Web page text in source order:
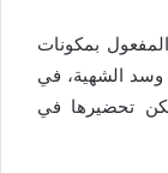
بمكونات
وسد الشهية، في
تحضيرها في